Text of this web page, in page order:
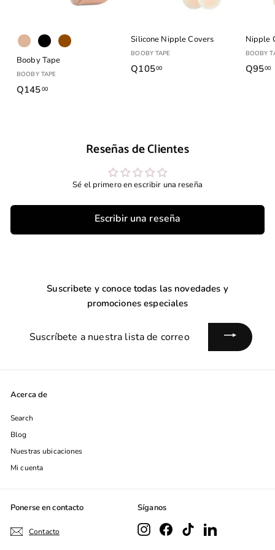
Booby Tape
BOOBY TAPE
Q14500Q
Silicone Nipple Covers
BOOBY TAPE
Q10500
0
Nipple
BOOBY
Q9500
Reseñas de Clientes
Sé el primero en escribir una reseña
Escribir una reseña
Suscribete y conoce todas las novedades y
promociones especiales
Suscríbete
lista
correo
Acerca de
Search
Blog
Nuestras ubicaciones
Mi cuenta
Ponerse en contacto
Contacto
Síganos
InstagramFacebookTikTok